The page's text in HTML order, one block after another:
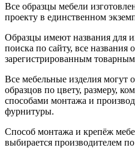
Все образцы мебели
проекту в единственном
Образцы имеют названия для
поиска по сайту, все названия
зарегистрированным
Все мебельные изделия могут
образцов по цвету, размеру,
способами монтажа и
фурнитуры.
Способ монтажа и крепёж
выбирается производителем